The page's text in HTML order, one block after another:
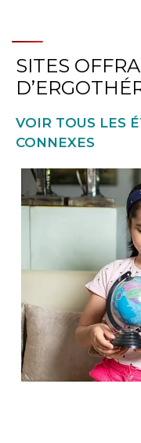
SITES
VOIR TOUS LES
CONNEXES